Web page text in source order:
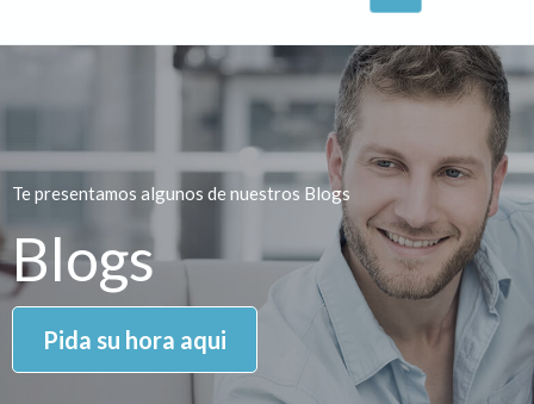
Te presentamos algunos de nuestros Blogs
Blogs
Pida su hora aqui